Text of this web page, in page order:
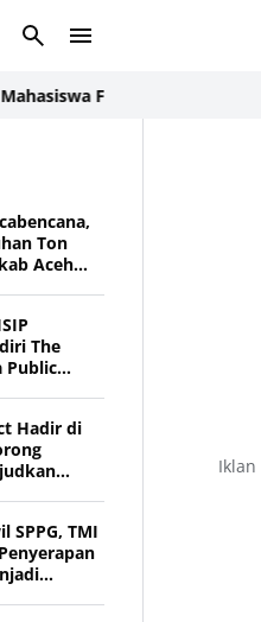
FISIP Universitas
Ton
Aceh
The
Public
Hadir di
SPPG, TMI
Iklan